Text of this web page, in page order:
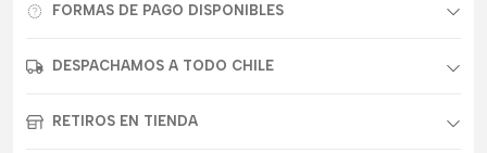
FORMAS DE PAGO DISPONIBLES
DESPACHAMOS A TODO CHILE
RETIROS EN TIENDA